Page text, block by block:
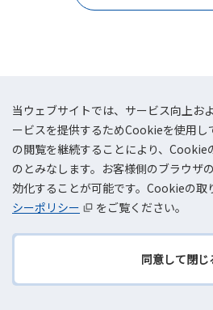
当ウェブサイトでは、サービス向上お
ービスを提供するためCookieを使用し
の閲覧を継続することにより、Cookie
のとみなします。お客様側のブラウザ
効化することが可能です。Cookieの取
シーポリシー
をご覧ください。
同意して閉じ
TOKAIコミュニケーションズは
スパートナーです。